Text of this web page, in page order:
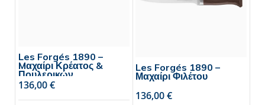
Les Forgés 1890 –
Mαχαίρι Κρέατος &
Πουλερικών
€
Les Forgés 1890 –
Μαχαίρι Φιλέτου
€